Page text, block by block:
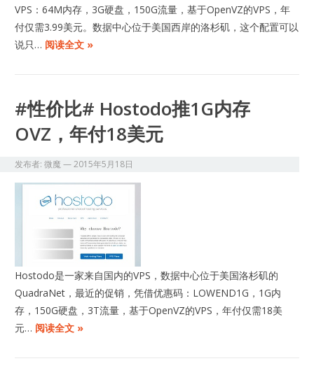
VPS：64M内存，3G硬盘，150G流量，基于OpenVZ的VPS，年
付仅需3.99美元。数据中心位于美国西岸的洛杉矶，这个配置可以
说只… 阅读全文 »
#性价比# Hostodo推1G内存
OVZ，年付18美元
发布者:微魔—2015年5月18日
Hostodo是一家来自国内的VPS，数据中心位于美国洛杉矶的
QuadraNet，最近的促销，凭借优惠码：LOWEND1G，1G内
存，150G硬盘，3T流量，基于OpenVZ的VPS，年付仅需18美
元… 阅读全文 »